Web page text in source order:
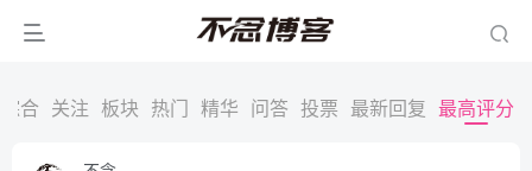
综合 关注 板块 热门 精华 问答 投票 最新回复 最高评分